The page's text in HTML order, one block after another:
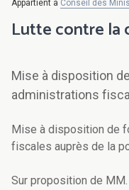
Appartient à Conseil des
Lutte contre la
Mise à disposition
administrations
Mise à disposition de
fiscales auprès de la
Sur proposition de